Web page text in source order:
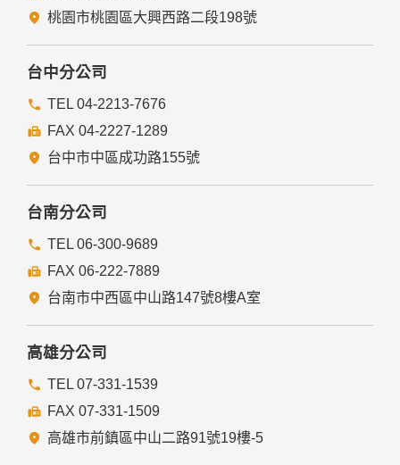
桃園市桃園區大興西路二段198號
台中分公司
TEL 04-2213-7676
FAX 04-2227-1289
台中市中區成功路155號
台南分公司
TEL 06-300-9689
FAX 06-222-7889
台南市中西區中山路147號8樓A室
高雄分公司
TEL 07-331-1539
FAX 07-331-1509
高雄市前鎮區中山二路91號19樓-5